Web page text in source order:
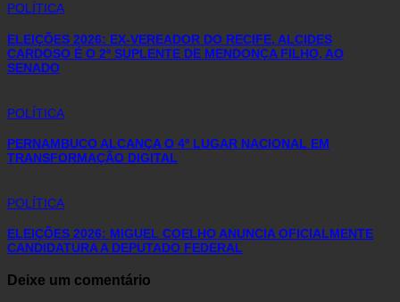
POLÍTICA
ELEIÇÕES 2026: EX-VEREADOR DO RECIFE, ALCIDES
CARDOSO É O 2º SUPLENTE DE MENDONÇA FILHO, AO
SENADO
POLÍTICA
PERNAMBUCO ALCANÇA O 4º LUGAR NACIONAL EM
TRANSFORMAÇÃO DIGITAL
POLÍTICA
ELEIÇÕES 2026: MIGUEL COELHO ANUNCIA OFICIALMENTE
CANDIDATURA A DEPUTADO FEDERAL
Deixe um comentário